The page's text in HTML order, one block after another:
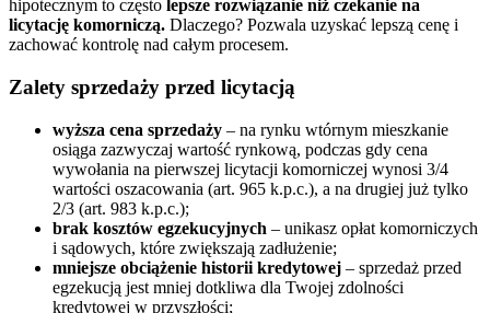
hipotecznym to często lepsze rozwiązanie niż czekanie na
licytację komorniczą. Dlaczego? Pozwala uzyskać lepszą cenę i
zachować kontrolę nad całym procesem.
Zalety sprzedaży przed licytacją
wyższa cena sprzedaży – na rynku wtórnym mieszkanie
osiąga zazwyczaj wartość rynkową, podczas gdy cena
wywołania na pierwszej licytacji komorniczej wynosi 3/4
wartości oszacowania (art. 965 k.p.c.), a na drugiej już tylko
2/3 (art. 983 k.p.c.);
brak kosztów egzekucyjnych – unikasz opłat komorniczych
i sądowych, które zwiększają zadłużenie;
mniejsze obciążenie historii kredytowej – sprzedaż przed
egzekucją jest mniej dotkliwa dla Twojej zdolności
kredytowej w przyszłości;